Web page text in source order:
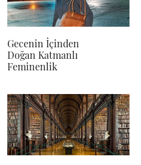
Gecenin İçinden
Doğan Katmanlı
Feminenlik